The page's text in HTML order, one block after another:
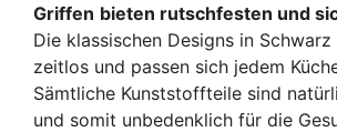
Griffen bieten rutschfesten und
Die klassischen Designs in
zeitlos und passen sich jedem
Sämtliche Kunststoffteile sind
und somit unbedenklich für die